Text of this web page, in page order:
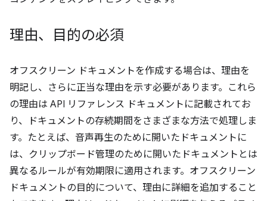
理由、目的の必須
オフスクリーン ドキュメントを作成する場合は、理由を
明記し、さらに正当な理由を示す必要があります。これら
の理由は API リファレンス ドキュメントに記載されてお
り、ドキュメントの存続期間をさまざまな方法で処理しま
す。たとえば、音声再生のために開いたドキュメントに
は、クリップボード管理のために開いたドキュメントとは
異なるルールが有効期限に適用されます。オフスクリーン
ドキュメントの目的について、理由に詳細を追加すること